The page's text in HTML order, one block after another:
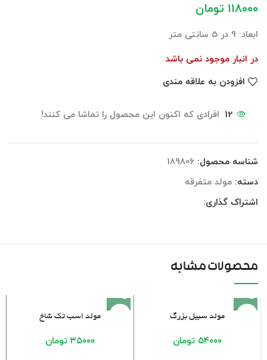
۱۱۸۰۰۰ تومان
ابعاد: 9 در 5 سانتی متر
در انبار موجود نمی باشد
افزودن به علاقه مندی
12 افرادی که اکنون این محصول را تماشا می کنند!
شناسه محصول: 189806
دسته: مولد متفرقه
اشتراک گذاری:
محصولات مشابه
فروخته
مولد سبیل بزرگ
۵۴۰۰۰ تومان
فروخته
مولد اسب تک شاخ
۳۵۰۰۰ تومان